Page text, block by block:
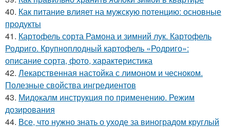
40. Как питание влияет на мужскую потенцию: основные
продукты
41. Картофель сорта Рамона и зимний лук. Картофель
Родриго. Крупноплодный картофель «Родриго»:
описание сорта, фото, характеристика
42. Лекарственная настойка с лимоном и чесноком.
Полезные свойства ингредиентов
43. Мидокалм инструкция по применению. Режим
дозирования
44. Все, что нужно знать о уходе за виноградом круглый